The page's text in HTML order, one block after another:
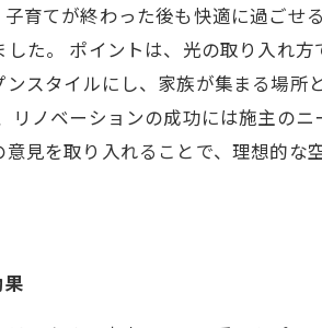
育てが終わった後も快適に過ご
た。 ポイントは、光の取り入れ
スタイルにし、家族が集まる場
ノベーションの成功には施主の
見を取り入れることで、理想的